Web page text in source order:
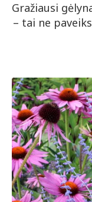
Gražiausi
– tai ne